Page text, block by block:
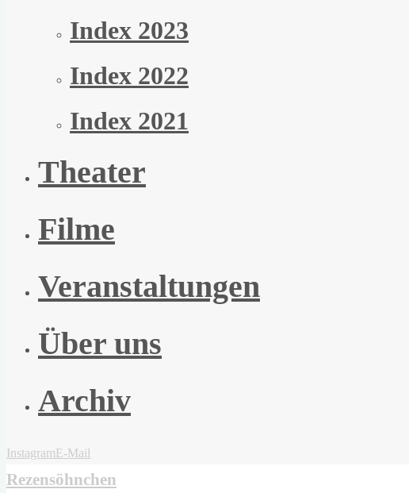
Index 2023
Index 2022
Index 2021
Theater
Filme
Veranstaltungen
Über uns
Archiv
InstagramE-Mail
Rezensöhnchen